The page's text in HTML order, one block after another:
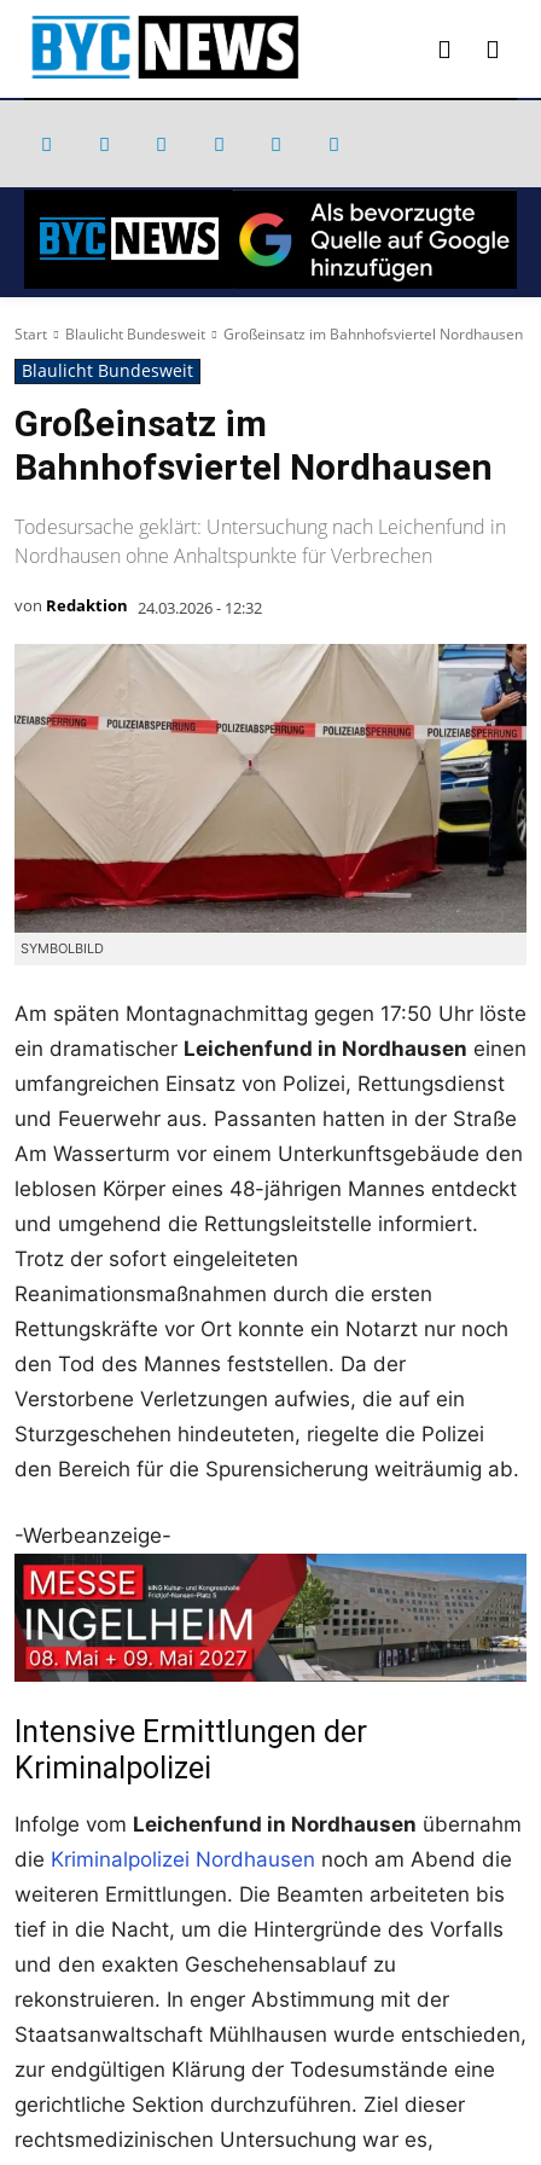
Start Blaulicht Bundesweit Großeinsatz im Bahnhofsviertel Nordhausen
Blaulicht Bundesweit
Großeinsatz im
Bahnhofsviertel Nordhausen
Todesursache geklärt: Untersuchung nach Leichenfund in
Nordhausen ohne Anhaltspunkte für Verbrechen
von Redaktion 24.03.2026 - 12:32
SYMBOLBILD
Am späten Montagnachmittag gegen 17:50 Uhr löste
ein dramatischer Leichenfund in Nordhausen einen
umfangreichen Einsatz von Polizei, Rettungsdienst
und Feuerwehr aus. Passanten hatten in der Straße
Am Wasserturm vor einem Unterkunftsgebäude den
leblosen Körper eines 48-jährigen Mannes entdeckt
und umgehend die Rettungsleitstelle informiert.
Trotz der sofort eingeleiteten
Reanimationsmaßnahmen durch die ersten
Rettungskräfte vor Ort konnte ein Notarzt nur noch
den Tod des Mannes feststellen. Da der
Verstorbene Verletzungen aufwies, die auf ein
Sturzgeschehen hindeuteten, riegelte die Polizei
den Bereich für die Spurensicherung weiträumig ab.
-Werbeanzeige-
Intensive Ermittlungen der
Kriminalpolizei
Infolge vom Leichenfund in Nordhausen übernahm
die Kriminalpolizei Nordhausen noch am Abend die
weiteren Ermittlungen. Die Beamten arbeiteten bis
tief in die Nacht, um die Hintergründe des Vorfalls
und den exakten Geschehensablauf zu
rekonstruieren. In enger Abstimmung mit der
Staatsanwaltschaft Mühlhausen wurde entschieden,
zur endgültigen Klärung der Todesumstände eine
gerichtliche Sektion durchzuführen. Ziel dieser
rechtsmedizinischen Untersuchung war es,